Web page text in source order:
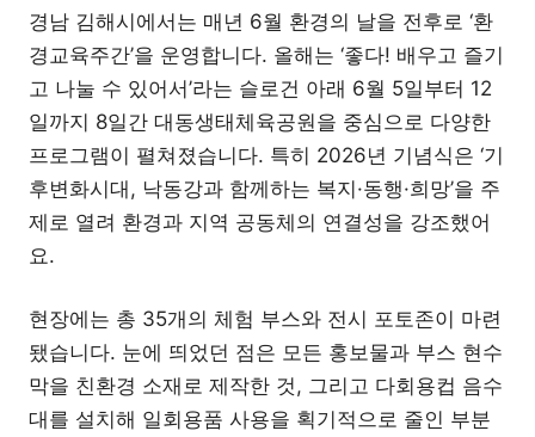
경남 김해시에서는 매년 6월 환경의 날을 전후로 ‘환
경교육주간’을 운영합니다. 올해는 ‘좋다! 배우고 즐기
고 나눌 수 있어서’라는 슬로건 아래 6월 5일부터 12
일까지 8일간 대동생태체육공원을 중심으로 다양한
프로그램이 펼쳐졌습니다. 특히 2026년 기념식은 ‘기
후변화시대, 낙동강과 함께하는 복지·동행·희망’을 주
제로 열려 환경과 지역 공동체의 연결성을 강조했어
요.
현장에는 총 35개의 체험 부스와 전시 포토존이 마련
됐습니다. 눈에 띄었던 점은 모든 홍보물과 부스 현수
막을 친환경 소재로 제작한 것, 그리고 다회용컵 음수
대를 설치해 일회용품 사용을 획기적으로 줄인 부분